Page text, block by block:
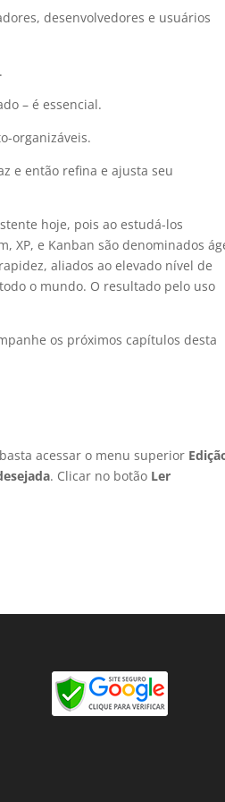
desenvolvedores e usuários
– é essencial.
organizáveis.
e então refina e ajusta seu
hoje, pois ao estudá-los
XP, e Kanban são denominados
aliados ao elevado nível de
o mundo. O resultado pelo uso
os próximos capítulos desta
acessar o menu superior
. Clicar no botão Ler